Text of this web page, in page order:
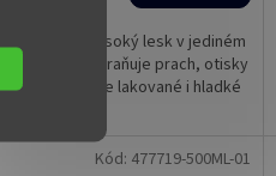
finiš a vysoký lesk v jediném
& Shine odstraňuje prach, otisky
ošetřuje lakované i hladké
Kód: 477719-500ML-01